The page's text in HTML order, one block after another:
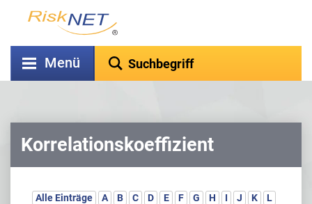
Menü
Korrelationskoeffizient
Alle Einträge A B C D E F G H I J K
L